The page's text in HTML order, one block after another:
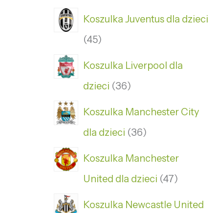
Koszulka Juventus dla dzieci
45
Koszulka Liverpool dla
dzieci 36
Koszulka Manchester City
dla dzieci 36
Koszulka Manchester
United dla dzieci 47
Koszulka Newcastle United